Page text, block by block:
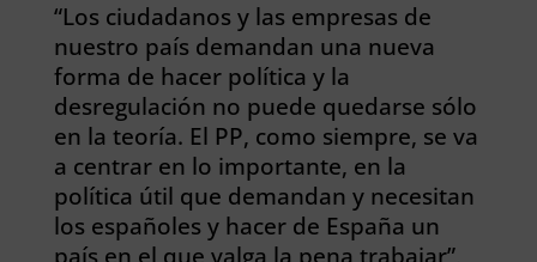
“Los ciudadanos y las empresas de
nuestro país demandan una nueva
forma de hacer política y la
desregulación no puede quedarse sólo
en la teoría. El PP, como siempre, se va
a centrar en lo importante, en la
política útil que demandan y necesitan
los españoles y hacer de España un
país en el que valga la pena trabajar”,